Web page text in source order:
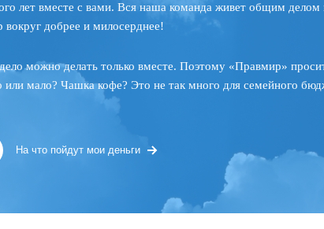
лет вместе с вами. Вся наша команда живет общим
вокруг добрее и милосерднее!
можно делать только вместе. Поэтому «Правмир»
или мало? Чашка кофе? Это не так много для семейного
На что пойдут мои деньги